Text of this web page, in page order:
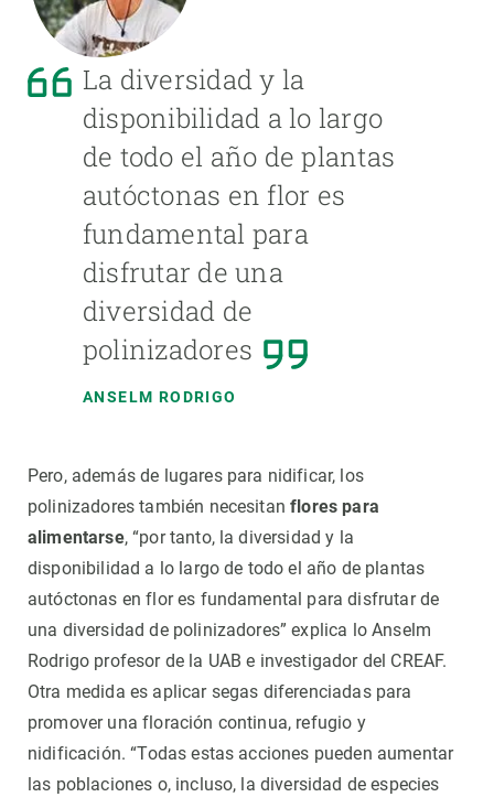
La diversidad y la
disponibilidad a lo largo
de todo el año de plantas
autóctonas en flor es
fundamental para
disfrutar de una
diversidad de
polinizadores
ANSELM RODRIGO
Pero, además de lugares para nidificar, los
polinizadores también necesitanflores para
alimentarse, “por tanto, la diversidad y la
disponibilidad a lo largo de todo el año de plantas
autóctonas en flor es fundamental para disfrutar de
una diversidad de polinizadores” explica lo Anselm
Rodrigo profesor de la UAB e investigador del CREAF.
Otra medida es aplicar segas diferenciadas para
promover una floración continua, refugio y
nidificación. “Todas estas acciones pueden aumentar
las poblaciones o, incluso, la diversidad de especies